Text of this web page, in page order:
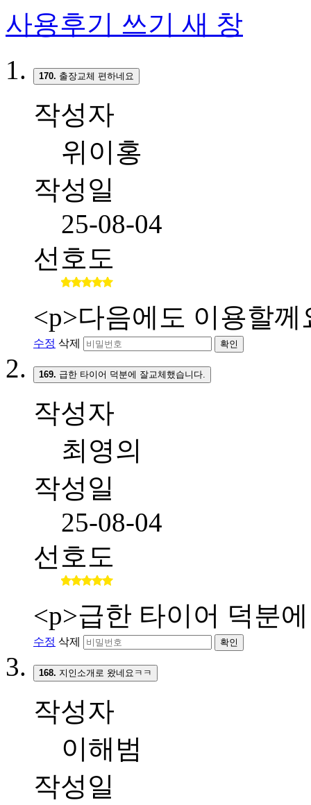
사용후기 쓰기 새 창
170. 출장교체 편하네요
작성자
위이홍
작성일
25-08-04
선호도
<p>다음에도 이용할께
수정 삭제 확인
169. 급한 타이어 덕분에 잘교체했습니다.
작성자
최영의
작성일
25-08-04
선호도
<p>급한 타이어 덕분
수정 삭제 확인
168. 지인소개로 왔네요ㅋㅋ
작성자
이해범
작성일